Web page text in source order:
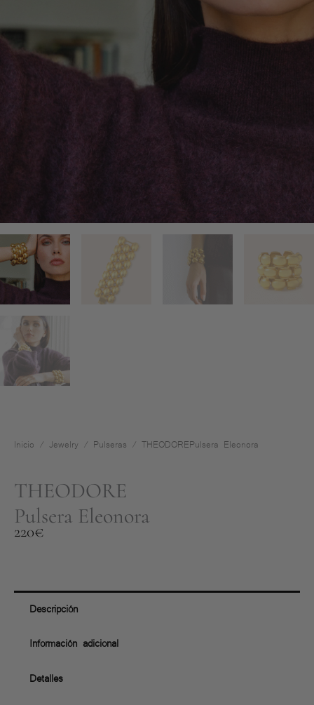
Inicio / Jewelry / Pulseras / THEODOREPulsera Eleonora
THEODORE
Pulsera Eleonora
220€
Descripción
Información adicional
Detalles